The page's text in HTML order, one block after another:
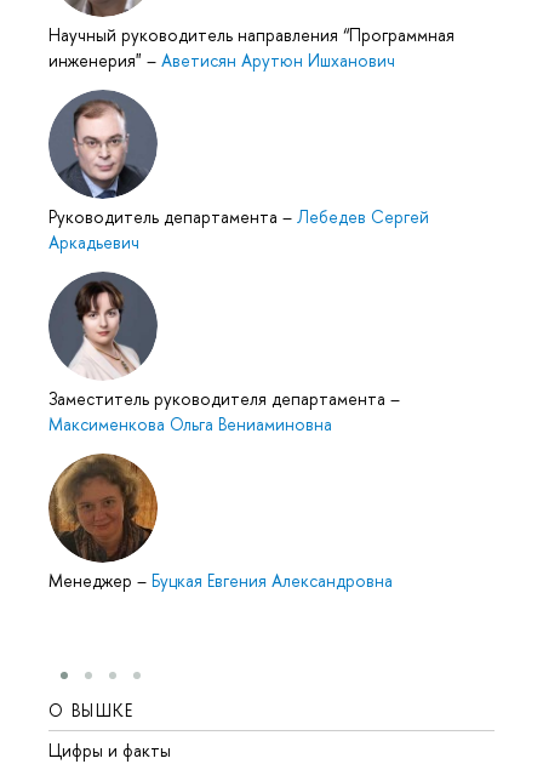
Научный руководитель направления “Программная
инженерия" – Аветисян Арутюн Ишханович
Руководитель департамента – Лебедев Сергей
Аркадьевич
Заместитель руководителя департамента –
Максименкова Ольга Вениаминовна
Менеджер – Буцкая Евгения Александровна
О ВЫШКЕ
Цифры и факты